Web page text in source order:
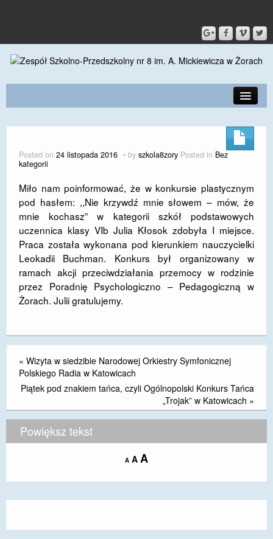
KONTAKT
DLA RODZICÓW I UCZNIÓW
DLA PRACOWNIKÓW
GALERIA
SPORT
DOSTĘPNOŚĆ
RODO
EGZAMIN ÓSMOKLASISTY
STANDARDY OCHRONY MAŁOLETNICH
PROJEKT ,,SZKOŁY Z JAKOŚCIĄ – ROZWÓJ
KSZTAŁCENIA OGÓLNEGO NA TERENIE MIASTA
ŻORY”
REKRUTACJA 2026/2027
Posted on 24 listopada 2016 by szkola8zory Posted in Bez
kategorii
Miło nam poinformować, że w konkursie plastycznym
pod hasłem: ,,Nie krzywdź mnie słowem – mów, że
mnie kochasz” w kategorii szkół podstawowych
uczennica klasy VIb Julia Kłosok zdobyła I miejsce.
Praca została wykonana pod kierunkiem nauczycielki
Leokadii Buchman. Konkurs był organizowany w
ramach akcji przeciwdziałania przemocy w rodzinie
przez Poradnię Psychologiczno – Pedagogiczną w
Żorach. Julii gratulujemy.
« Wizyta w siedzibie Narodowej Orkiestry Symfonicznej
Polskiego Radia w Katowicach
Piątek pod znakiem tańca, czyli Ogólnopolski Konkurs Tańca
„Trojak” w Katowicach »
Powiększ tekst
A Decrease
size.
A Reset
size.
AIncrease
size.